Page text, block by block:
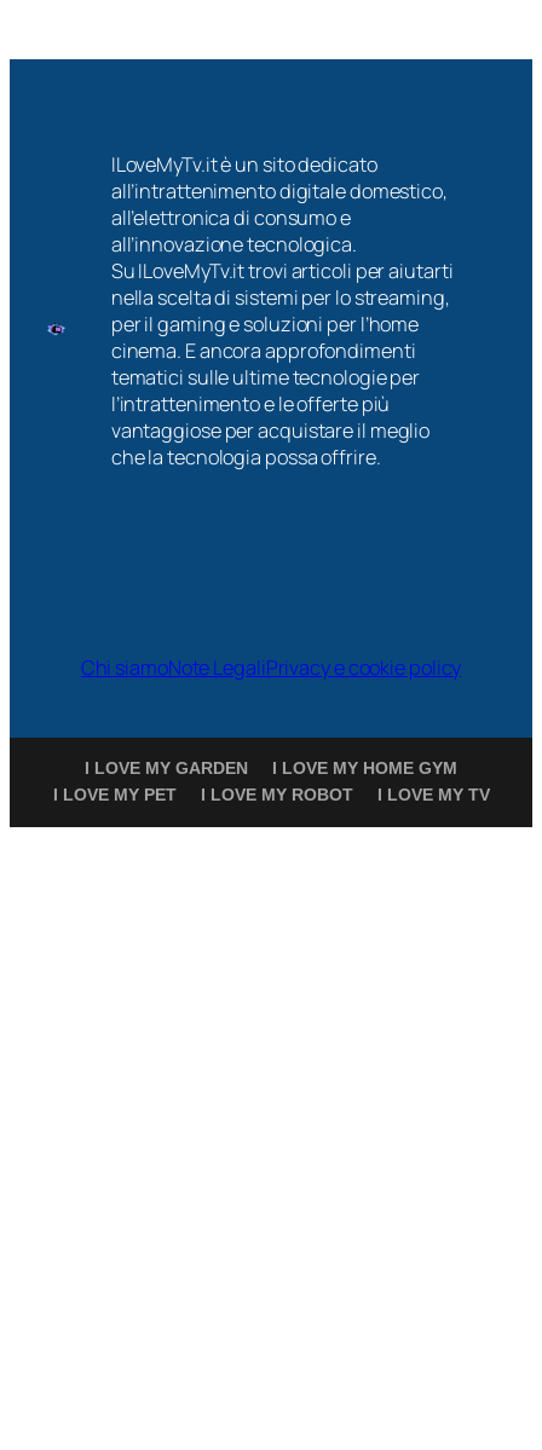
ILoveMyTv.it è un sito dedicato
all’intrattenimento digitale domestico,
all’elettronica di consumo e
all’innovazione tecnologica.
Su ILoveMyTv.it trovi articoli per aiutarti
nella scelta di sistemi per lo streaming,
per il gaming e soluzioni per l’home
cinema. E ancora approfondimenti
tematici sulle ultime tecnologie per
l’intrattenimento e le offerte più
vantaggiose per acquistare il meglio
che la tecnologia possa offrire.
Chi siamoNote LegaliPrivacy e cookie policy
I LOVE MY GARDEN
I LOVE MY HOME GYM
I LOVE MY PET
I LOVE MY ROBOT I LOVE MY TV